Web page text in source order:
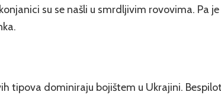
su se našli u smrdljivim rovovima. Pa
tipova dominiraju bojištem u Ukrajini.